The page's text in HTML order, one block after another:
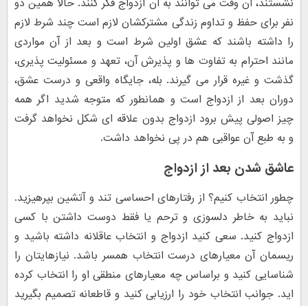
نشستند، آن وقت می توانند به آن ازدواج فکر کنند. حالا همین دو
نفر برای حفظ و تداوم زندگی مشترکشان لازم است چند شرط لازم
را داشته باشند که عشق اولین شرط است و بعد از آن مواردی
مانند احترام به تفاوت ها و پذیرش آن، تعهد و مسئولیت پذیری،
گذشت و غیره قرار می گیرند. بله، جایگاه واقعی و درست عشق،
دوران بعد از ازدواج است و همانطور که متوجه شدید اگر همه
چیز اصولی پیش برود ازدواج بدون علاقه ای شکل نخواهد گرفت
و به طبع آن عواقبی هم در پی نخواهد داشت.
عاشق شدن بعد از ازدواج
چطور انتخاب کنیم؟ از رفتارهای احساسی تند و آتشین بپرهیزید.
نباید به خاطر دلسوزی و ترحم یا فقط دوست داشتن با کسی
ازدواج کنید. سعی کنید ازدواج و انتخاب عاقلانه داشته باشید و
ریسمان آن معیارهای درست انتخاب همسر باشد. نیازهایتان را
شناسایی کنید و براساس چه معیارهای منطقی او را انتخاب کرده
اید. جوانب انتخاب خود را ارزیابی کنید و قاطعانه تصمیم بگیرید